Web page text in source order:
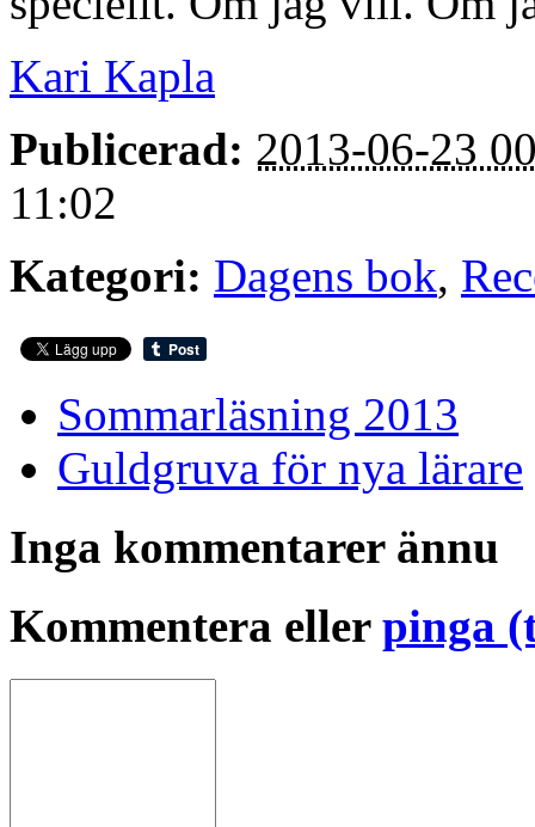
Kari Kapla
Publicerad: 2013-06-23
11:02
Kategori: Dagens bok,
Sommarläsning 2013
Guldgruva för nya lärare
Inga kommentarer ännu
Kommentera eller pinga